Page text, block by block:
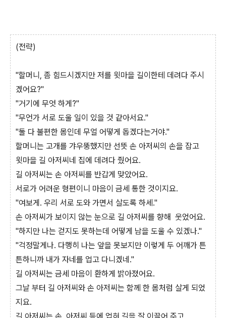
(전략)
"할머니, 좀 힘드시겠지만 저를 윗마을 길이한테 데려다 주시
겠어요?"
"거기에 무엇 하게?"
"무언가 서로 도울 일이 있을 것 같아서요."
"둘 다 불편한 몸인데 무얼 어떻게 돕겠다는거야."
할머니는 고개를 갸우뚱했지만 선뜻 손 아저씨의 손을 잡고
윗마을 길 아저씨네 집에 데려다 줬어요.
길 아저씨는 손 아저씨를 반갑게 맞았어요.
서로가 어려운 형편이니 마음이 금세 통한 것이지요.
"여보게. 우리 서로 도와 가면서 살도록 하세."
손 아저씨가 보이지 않는 눈으로 길 아저씨를 향해 웃었어요.
"하지만 나는 걷지도 못하는데 어떻게 남을 도울 수 있겠나."
"걱정말게나. 다행히 나는 앞을 못보지만 이렇게 두 어깨가 튼
튼하니까 내가 자네를 업고 다니겠네."
길 아저씨는 금세 마음이 환하게 밝아졌어요.
그날 부터 길 아저씨와 손 아저씨는 함께 한 몸처럼 살게 되었
지요.